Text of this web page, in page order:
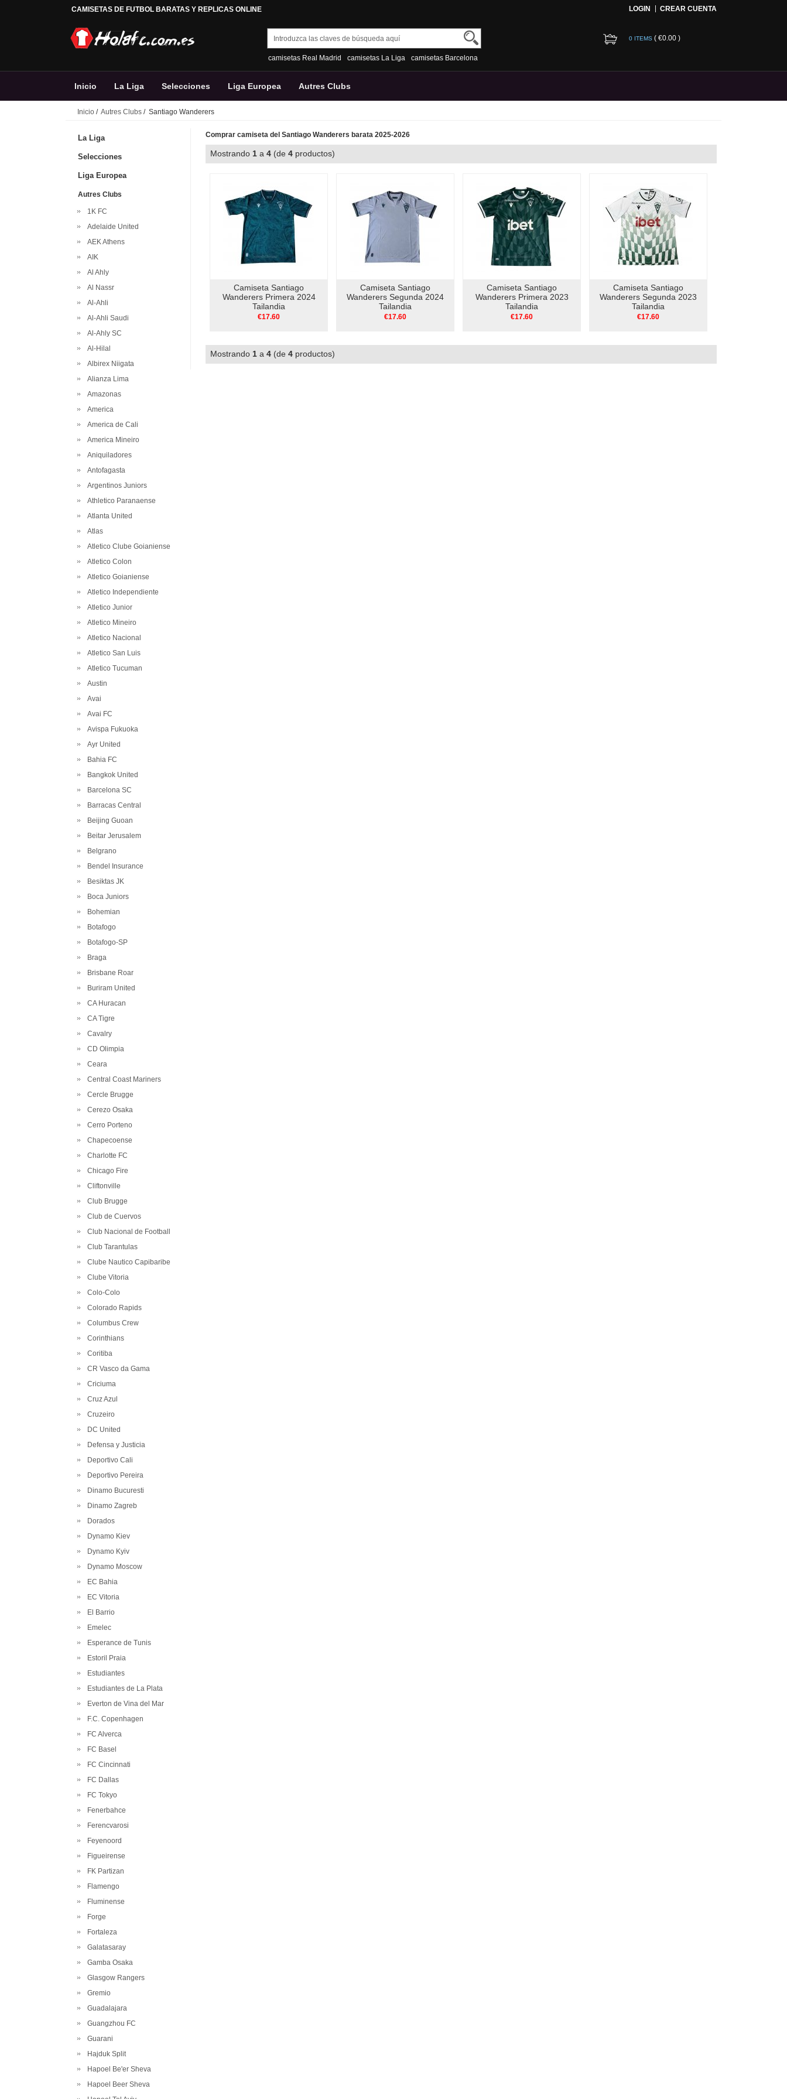
CAMISETAS DE FUTBOL BARATAS Y REPLICAS ONLINE LOGIN CREAR CUENTA
camisetas Real Madrid camisetas La Liga camisetas Barcelona
0 ITEMS ( €0.00 )
Inicio La Liga Selecciones Liga Europea Autres Clubs
Inicio / Autres Clubs / Santiago Wanderers
La Liga
Selecciones
Liga Europea
Autres Clubs
1K FC
Adelaide United
AEK Athens
AIK
Al Ahly
Al Nassr
Al-Ahli
Al-Ahli Saudi
Al-Ahly SC
Al-Hilal
Albirex Niigata
Alianza Lima
Amazonas
America
America de Cali
America Mineiro
Aniquiladores
Antofagasta
Argentinos Juniors
Athletico Paranaense
Atlanta United
Atlas
Atletico Clube Goianiense
Atletico Colon
Atletico Goianiense
Atletico Independiente
Atletico Junior
Atletico Mineiro
Atletico Nacional
Atletico San Luis
Atletico Tucuman
Austin
Avai
Avai FC
Avispa Fukuoka
Ayr United
Bahia FC
Bangkok United
Barcelona SC
Barracas Central
Beijing Guoan
Beitar Jerusalem
Belgrano
Bendel Insurance
Besiktas JK
Boca Juniors
Bohemian
Botafogo
Botafogo-SP
Braga
Brisbane Roar
Buriram United
CA Huracan
CA Tigre
Cavalry
CD Olimpia
Ceara
Central Coast Mariners
Cercle Brugge
Cerezo Osaka
Cerro Porteno
Chapecoense
Charlotte FC
Chicago Fire
Cliftonville
Club Brugge
Club de Cuervos
Club Nacional de Football
Club Tarantulas
Clube Nautico Capibaribe
Clube Vitoria
Colo-Colo
Colorado Rapids
Columbus Crew
Corinthians
Coritiba
CR Vasco da Gama
Criciuma
Cruz Azul
Cruzeiro
DC United
Defensa y Justicia
Deportivo Cali
Deportivo Pereira
Dinamo Bucuresti
Dinamo Zagreb
Dorados
Dynamo Kiev
Dynamo Kyiv
Dynamo Moscow
EC Bahia
EC Vitoria
El Barrio
Emelec
Esperance de Tunis
Estoril Praia
Estudiantes
Estudiantes de La Plata
Everton de Vina del Mar
F.C. Copenhagen
FC Alverca
FC Basel
FC Cincinnati
FC Dallas
FC Tokyo
Fenerbahce
Ferencvarosi
Feyenoord
Figueirense
FK Partizan
Flamengo
Fluminense
Forge
Fortaleza
Galatasaray
Gamba Osaka
Glasgow Rangers
Gremio
Guadalajara
Guangzhou FC
Guarani
Hajduk Split
Hapoel Be'er Sheva
Hapoel Beer Sheva
Comprar camiseta del Santiago Wanderers barata 2025-2026
Mostrando 1 a 4 (de 4 productos)
Camiseta Santiago
Wanderers Primera 2024
Tailandia
€17.60
Camiseta Santiago
Wanderers Segunda 2024
Tailandia
€17.60
Camiseta Santiago
Wanderers Primera 2023
Tailandia
€17.60
Camiseta Santiago
Wanderers Segunda 2023
Tailandia
€17.60
Mostrando 1 a 4 (de 4 productos)